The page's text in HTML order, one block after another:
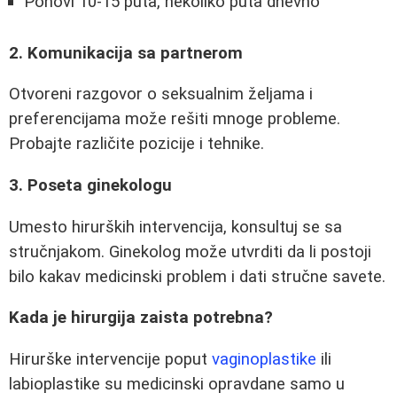
2. Komunikacija sa partnerom
Otvoreni razgovor o seksualnim željama i
preferencijama može rešiti mnoge probleme.
Probajte različite pozicije i tehnike.
3. Poseta ginekologu
Umesto hirurških intervencija, konsultuj se sa
stručnjakom. Ginekolog može utvrditi da li postoji
bilo kakav medicinski problem i dati stručne savete.
Kada je hirurgija zaista potrebna?
Hirurške intervencije poput vaginoplastike ili
labioplastike su medicinski opravdane samo u